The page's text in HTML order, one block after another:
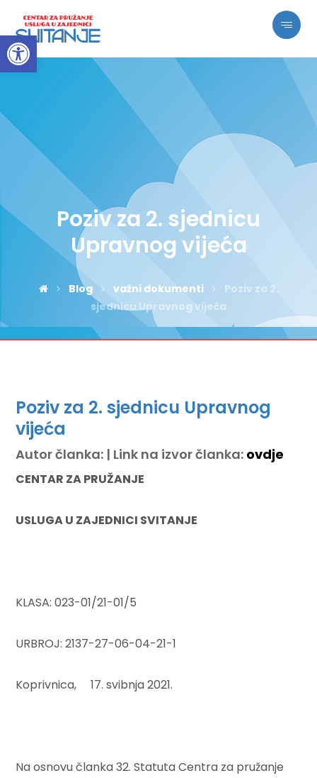
Open toolbar
Poziv za 2. sjednicu
Upravnog vijeća
Blog važni dokumenti
Poziv za 2.
sjednicu Upravnog vijeća
Poziv za 2. sjednicu Upravnog
vijeća
Autor članka: | Link na izvor članka: ovdje
CENTAR ZA PRUŽANJE
USLUGA U ZAJEDNICI SVITANJE
KLASA: 023-01/21-01/5
URBROJ: 2137-27-06-04-21-1
Koprivnica, 17. svibnja 2021.
Na osnovu članka 32. Statuta Centra za pružanje